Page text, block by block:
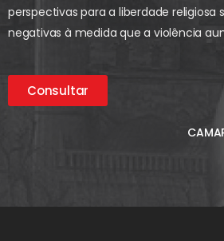
perspectivas para a liberdade religiosa
negativas à medida que a violência
Consultar